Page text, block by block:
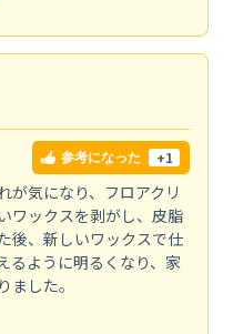
参考になった +1
が気になり、フロアクリ
ワックスを剥がし、皮脂
後、新しいワックスで仕
るように明るくなり、家
した。